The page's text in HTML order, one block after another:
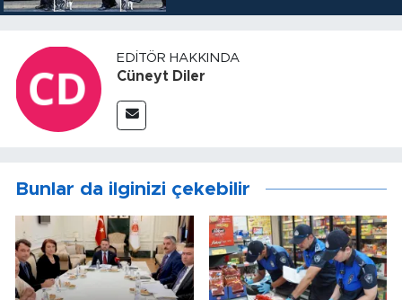
EDITÖR HAKKINDA
Cüneyt Diler
Bunlar da ilginizi çekebilir